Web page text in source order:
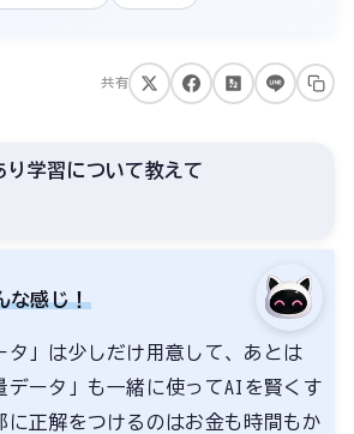
共有
り学習について教えて
な感じ！
タ」は少しだけ用意して、あとは
データ」も一緒に使ってAIを賢くす
に正解をつけるのはお金も時間もか